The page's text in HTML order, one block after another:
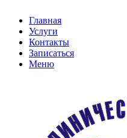
Главная
Услуги
Контакты
Записаться
Меню